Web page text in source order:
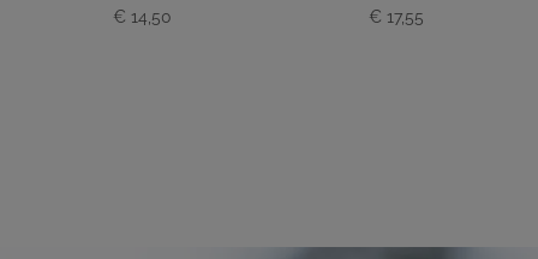
€ 14,50
€ 17,55